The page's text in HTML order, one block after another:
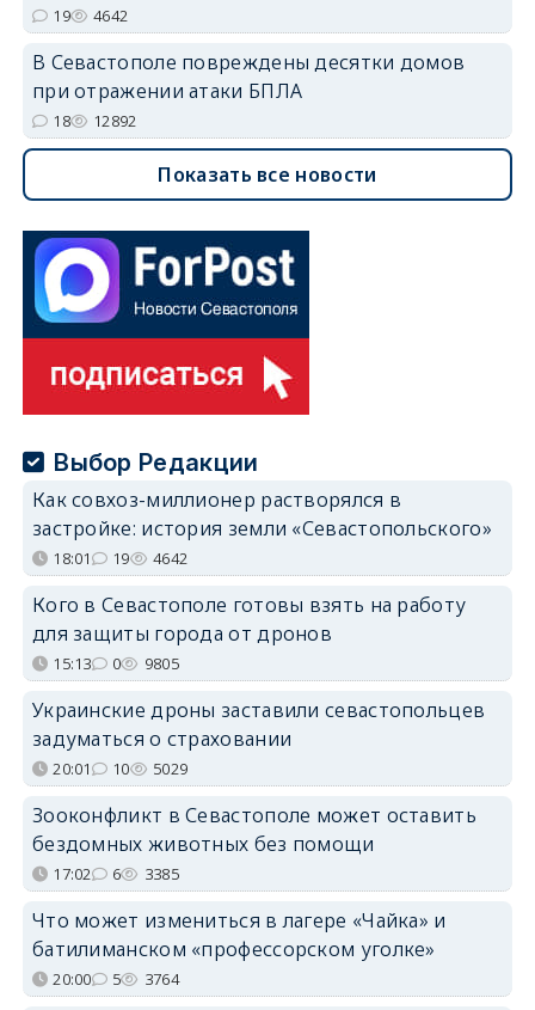
19 4642
В Севастополе повреждены десятки домов
при отражении атаки БПЛА
18 12892
Показать все новости
Выбор Редакции
Как совхоз-миллионер растворялся в
застройке: история земли «Севастопольского»
18:01 19 4642
Кого в Севастополе готовы взять на работу
для защиты города от дронов
15:13 0 9805
Украинские дроны заставили севастопольцев
задуматься о страховании
20:01 10 5029
Зооконфликт в Севастополе может оставить
бездомных животных без помощи
17:02 6 3385
Что может измениться в лагере «Чайка» и
батилиманском «профессорском уголке»
20:00 5 3764